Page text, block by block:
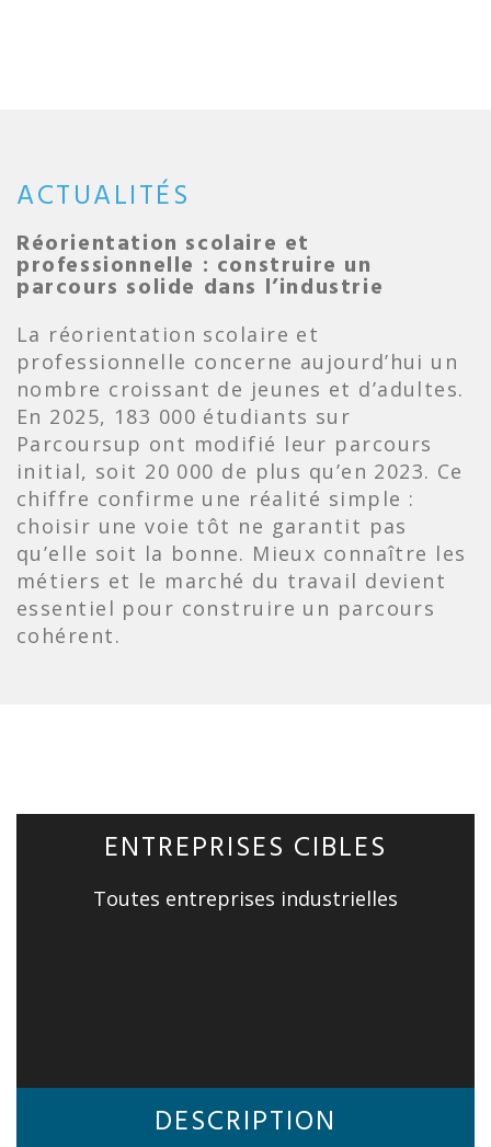
ACTUALITÉS
Réorientation scolaire et
professionnelle : construire un
parcours solide dans l’industrie
La réorientation scolaire et
professionnelle concerne aujourd’hui un
nombre croissant de jeunes et d’adultes.
En 2025, 183 000 étudiants sur
Parcoursup ont modifié leur parcours
initial, soit 20 000 de plus qu’en 2023. Ce
chiffre confirme une réalité simple :
choisir une voie tôt ne garantit pas
qu’elle soit la bonne. Mieux connaître les
métiers et le marché du travail devient
essentiel pour construire un parcours
cohérent.
ENTREPRISES CIBLES
Toutes entreprises industrielles
DESCRIPTION